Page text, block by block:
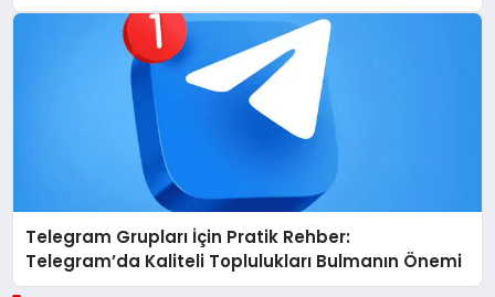
Telegram Grupları İçin Pratik Rehber:
Telegram’da Kaliteli Toplulukları Bulmanın Önemi